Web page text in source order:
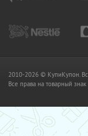
2010-2026 © КупиКупон.
Все права на товарный